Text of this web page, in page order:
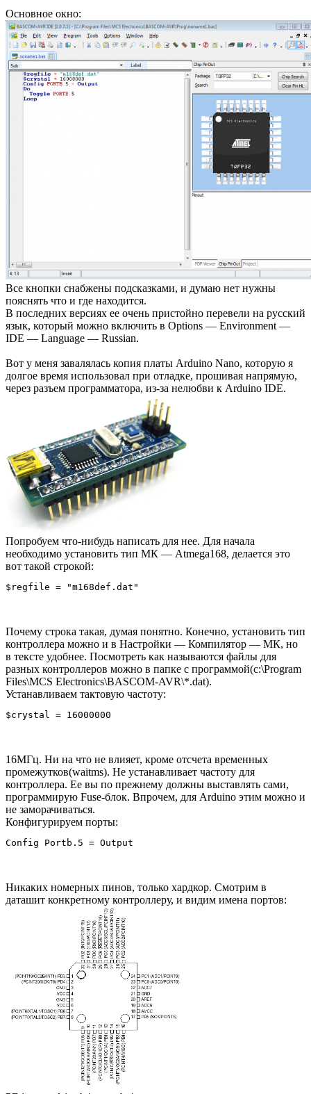
Основное окно:
Все кнопки снабжены подсказками, и думаю нет нужны
пояснять что и где находится.
В последних версиях ее очень пристойно перевели на русский
язык, который можно включить в Options — Environment —
IDE — Language — Russian.
Вот у меня завалялась копия платы Arduino Nano, которую я
долгое время использовал при отладке, прошивая напрямую,
через разъем программатора, из-за нелюбви к Arduino IDE.
Попробуем что-нибудь написать для нее. Для начала
необходимо установить тип МК — Atmega168, делается это
вот такой строкой:
$regfile = "m168def.dat"
Почему строка такая, думая понятно. Конечно, установить тип
контроллера можно и в Настройки — Компилятор — МК, но
в тексте удобнее. Посмотреть как называются файлы для
разных контроллеров можно в папке с программой(c:\Program
Files\MCS Electronics\BASCOM-AVR\*.dat).
Устанавливаем тактовую частоту:
$crystal = 16000000
16МГц. Ни на что не влияет, кроме отсчета временных
промежутков(waitms). Не устанавливает частоту для
контроллера. Ее вы по прежнему должны выставлять сами,
программирую Fuse-блок. Впрочем, для Arduino этим можно и
не заморачиваться.
Конфигурируем порты:
Config Portb.5 = Output
Никаких номерных пинов, только хардкор. Смотрим в
даташит конкретному контроллеру, и видим имена портов: